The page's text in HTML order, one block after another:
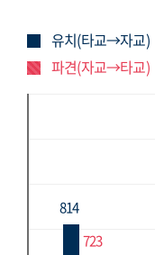
유치(타교→자교)
파견(자교→타교)
814
723